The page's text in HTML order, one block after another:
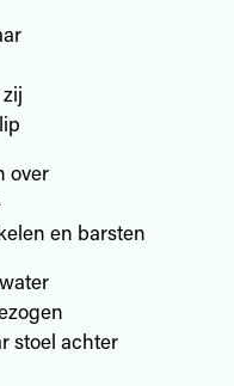
over
en barsten
stoel achter